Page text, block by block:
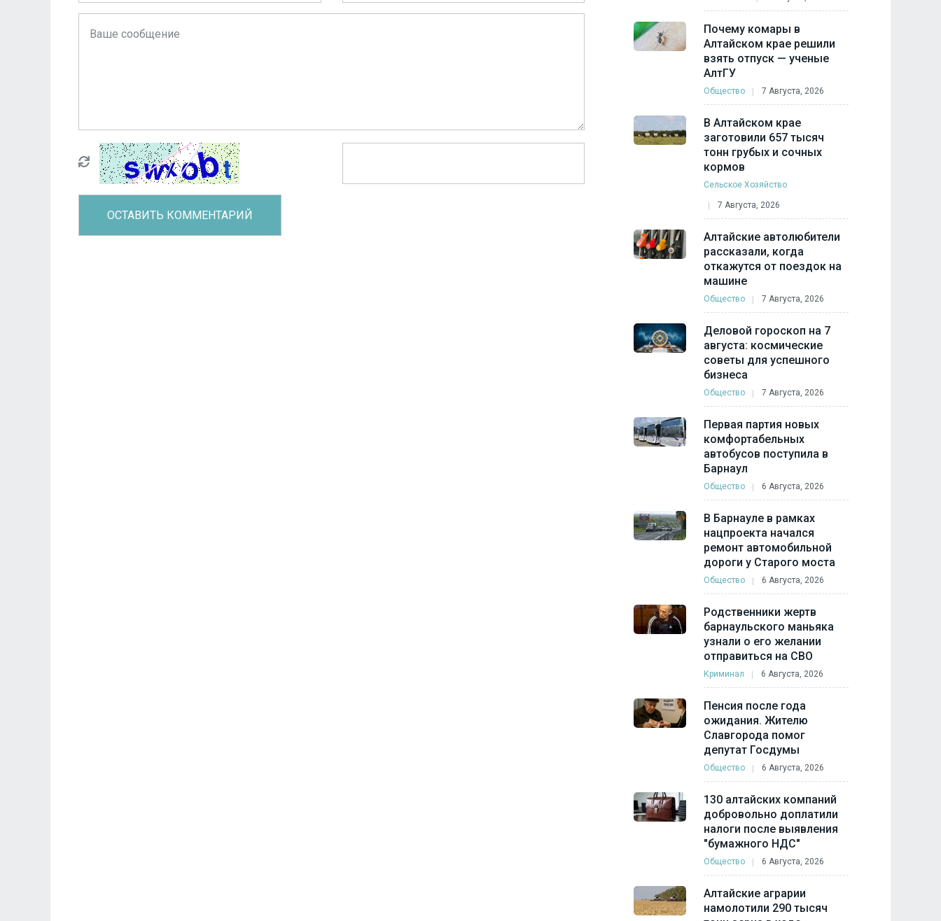
Почему комары в
Алтайском крае решили
взять отпуск — ученые
АлтГУ
Общество 7 Августа, 2026
В Алтайском крае
заготовили 657 тысяч
тонн грубых и сочных
кормов
Сельское Хозяйство
7 Августа, 2026
Алтайские автолюбители
рассказали, когда
откажутся от поездок на
машине
Общество 7 Августа, 2026
Деловой гороскоп на 7
августа: космические
советы для успешного
бизнеса
Общество 7 Августа, 2026
Первая партия новых
комфортабельных
автобусов поступила в
Барнаул
Общество 6 Августа, 2026
В Барнауле в рамках
нацпроекта начался
ремонт автомобильной
дороги у Старого моста
Общество 6 Августа, 2026
Родственники жертв
барнаульского маньяка
узнали о его желании
отправиться на СВО
Криминал 6 Августа, 2026
Пенсия после года
ожидания. Жителю
Славгорода помог
депутат Госдумы
Общество 6 Августа, 2026
130 алтайских компаний
добровольно доплатили
налоги после выявления
"бумажного НДС"
Общество 6 Августа, 2026
Алтайские аграрии
намолотили 290 тысяч